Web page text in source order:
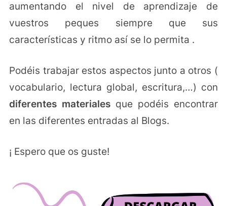
aumentando el nivel de aprendizaje de
vuestros peques siempre que sus
características y ritmo así se lo permita .
Podéis trabajar estos aspectos junto a otros (
vocabulario, lectura global, escritura,…) con
diferentes materialesque podéis encontrar
en las diferentes entradas al Blogs.
¡ Espero que os guste!